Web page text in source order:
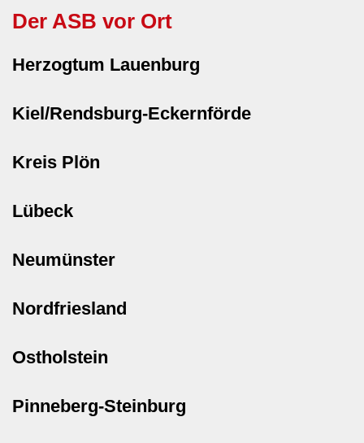
Der ASB vor Ort
Herzogtum Lauenburg
Kiel/Rendsburg-Eckernförde
Kreis Plön
Lübeck
Neumünster
Nordfriesland
Ostholstein
Pinneberg-Steinburg